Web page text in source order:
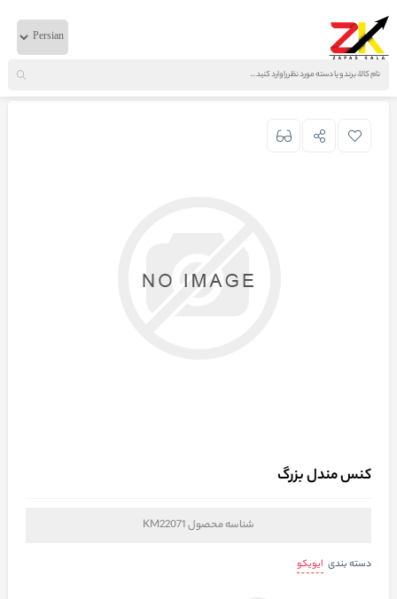
خانه لوازم زیربندی ایویکو
کنس مندل بزرگ
شناسه محصولKM22071
دسته بندی ایویکو